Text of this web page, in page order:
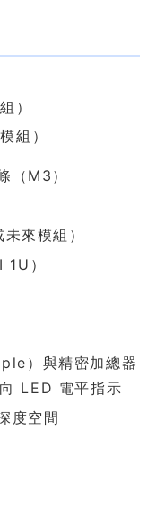
）
組）
（M3）
來模組）
）
）與精密加總器
LED 電平指示
度空間